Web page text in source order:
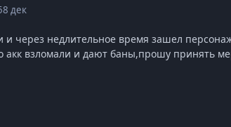
8 дек
и через недлительное время зашел
акк взломали и дают баны,прошу принять